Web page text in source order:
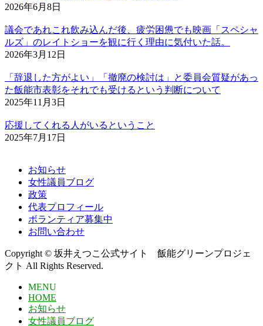
2026年6月8日
議会であれこれ飲み込んだ後、疲労困憊でも映画「スペシャ
ルズ」のレイトショーを観に行く理由に気付いた話。
2026年3月12日
「辞退した方がよい」「撤廃の検討は」と委員会質疑があっ
た飯能市表彰をそれでも受けるという判断について
2025年11月3日
応援してくれる人がいるということ
2025年7月17日
お知らせ
女性議員ブログ
政策
代表プロフィール
ボランティア募集中
お問い合わせ
Copyright © 坂井えつこ公式サイト 飯能グリーンプロジェ
クト All Rights Reserved.
MENU
HOME
お知らせ
女性議員ブログ